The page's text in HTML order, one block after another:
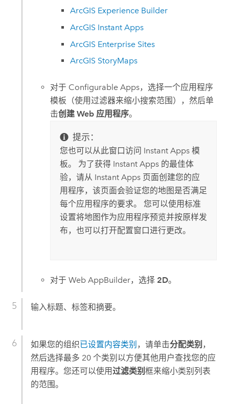
ArcGIS Experience Builder
ArcGIS Instant Apps
ArcGIS Enterprise Sites
ArcGIS StoryMaps
对于 Configurable Apps，选择一个应用程序
模板（使用过滤器来缩小搜索范围），然后单
击创建 Web 应用程序。
提示：
您也可以从此窗口访问 Instant Apps模
板。 为了获得 Instant Apps的最佳体
验，请从 Instant Apps页面创建您的应
用程序，该页面会验证您的地图是否满足
每个应用程序的要求。 您可以使用标准
设置将地图作为应用程序预览并按原样发
布，也可以打开配置窗口进行更改。
对于Web AppBuilder，选择 2D。
输入标题、标签和摘要。
如果您的组织已设置内容类别 ，请单击分配类别 ，
然后选择最多 20 个类别以方便其他用户查找您的应
用程序。您还可以使用过滤类别 框来缩小类别列表
的范围。